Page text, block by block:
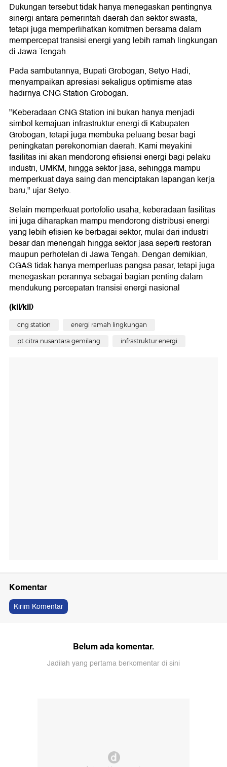
Dukungan tersebut tidak hanya menegaskan pentingnya
sinergi antara pemerintah daerah dan sektor swasta,
tetapi juga memperlihatkan komitmen bersama dalam
mempercepat transisi energi yang lebih ramah lingkungan
di Jawa Tengah.
Pada sambutannya, Bupati Grobogan, Setyo Hadi,
menyampaikan apresiasi sekaligus optimisme atas
hadirnya CNG Station Grobogan.
"Keberadaan CNG Station ini bukan hanya menjadi
simbol kemajuan infrastruktur energi di Kabupaten
Grobogan, tetapi juga membuka peluang besar bagi
peningkatan perekonomian daerah. Kami meyakini
fasilitas ini akan mendorong efisiensi energi bagi pelaku
industri, UMKM, hingga sektor jasa, sehingga mampu
memperkuat daya saing dan menciptakan lapangan kerja
baru," ujar Setyo.
Selain memperkuat portofolio usaha, keberadaan fasilitas
ini juga diharapkan mampu mendorong distribusi energi
yang lebih efisien ke berbagai sektor, mulai dari industri
besar dan menengah hingga sektor jasa seperti restoran
maupun perhotelan di Jawa Tengah. Dengan demikian,
CGAS tidak hanya memperluas pangsa pasar, tetapi juga
menegaskan perannya sebagai bagian penting dalam
mendukung percepatan transisi energi nasional
(kil/kil)
cng station energi ramah lingkungan
pt citra nusantara gemilang infrastruktur energi
Komentar
Kirim Komentar
Belum ada komentar.
Jadilah yang pertama berkomentar di sini